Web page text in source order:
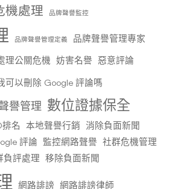
機處理 品牌聲譽監控
品牌聲譽管理定義 品牌聲譽管理專家
理公關危機 妨害名譽 惡意評論
可以刪除 Google 評論嗎
譽管理 數位證據保全
排名 本地聲譽行銷 消除負面新聞
評論 監控網路聲譽 社群危機管理
負評處理 移除負面新聞
網路誹謗 網路誹謗律師